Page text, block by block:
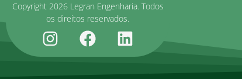
Copyright 2026 Legran Engenharia. Todos
os direitos reservados.